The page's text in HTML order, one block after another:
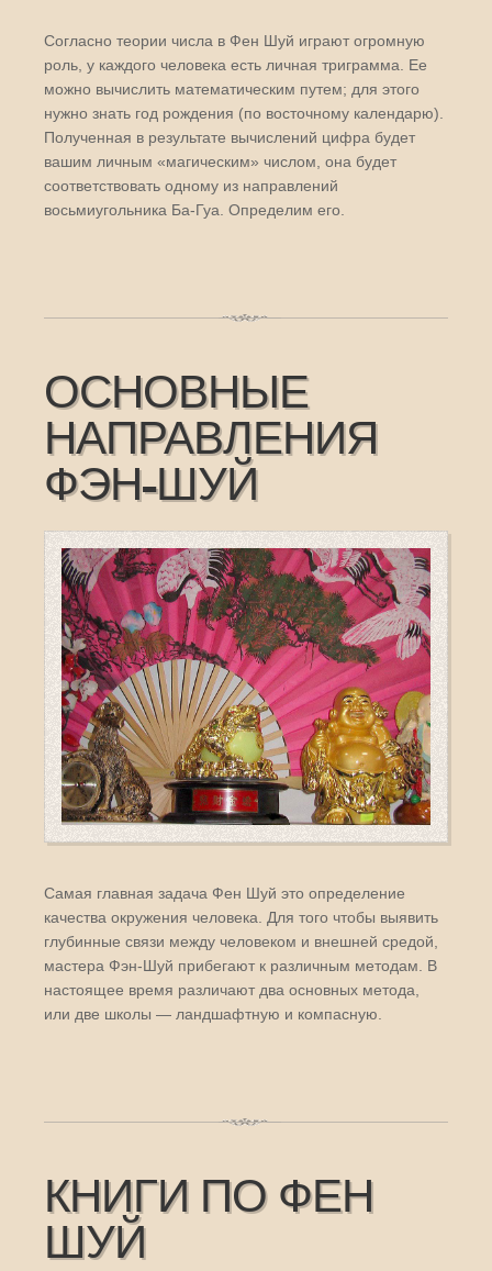
Согласно теории числа в Фен Шуй играют огромную
роль, у каждого человека есть личная триграмма. Ее
можно вычислить математическим путем; для этого
нужно знать год рождения (по восточному календарю).
Полученная в результате вычислений цифра будет
вашим личным «магическим» числом, она будет
соответствовать одному из направлений
восьмиугольника Ба-Гуа. Определим его.
ОСНОВНЫЕ
НАПРАВЛЕНИЯ
ФЭН-ШУЙ
Самая главная задача Фен Шуй это определение
качества окружения человека. Для того чтобы выявить
глубинные связи между человеком и внешней средой,
мастера Фэн-Шуй прибегают к различным методам. В
настоящее время различают два основных метода,
или две школы — ландшафтную и компасную.
КНИГИ ПО ФЕН
ШУЙ